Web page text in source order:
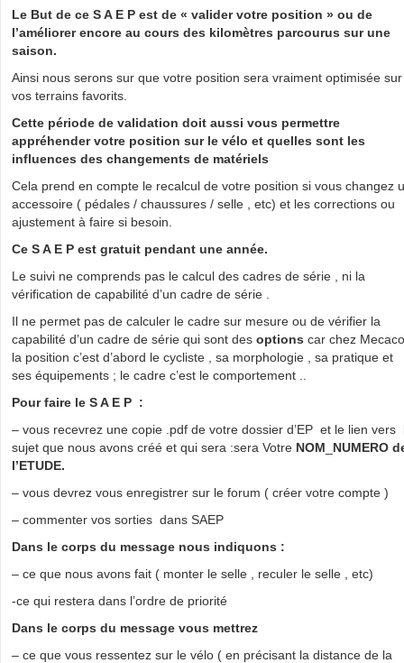
Le But de ce S A E P est de « valider votre position » ou de
l’améliorer encore au cours des kilomètres parcourus sur une
saison.
Ainsi nous serons sur que votre position sera vraiment optimisée sur
vos terrains favorits.
Cette période de validation doit aussi vous permettre
appréhender votre position sur le vélo et quelles sont les
influences des changements de matériels
Cela prend en compte le recalcul de votre position si vous changez
accessoire ( pédales / chaussures / selle , etc) et les corrections ou
ajustement à faire si besoin.
Ce S A E P est gratuit pendant une année.
Le suivi ne comprends pas le calcul des cadres de série , ni la
vérification de capabilité d’un cadre de série .
Il ne permet pas de calculer le cadre sur mesure ou de vérifier la
capabilité d’un cadre de série qui sont des options car chez
la position c’est d’abord le cycliste , sa morphologie , sa pratique et
ses équipements ; le cadre c’est le comportement ..
Pour faire le S A E P :
– vous recevrez une copie .pdf de votre dossier d’EP et le lien vers
sujet que nous avons créé et qui sera :sera Votre NOM
NUMERO
l’ETUDE.
– vous devrez vous enregistrer sur le forum ( créer votre compte )
– commenter vos sorties dans SAEP
Dans le corps du message nous indiquons :
– ce que nous avons fait ( monter le selle , reculer le selle , etc)
-ce qui restera dans l’ordre de priorité
Dans le corps du message vous mettrez
– ce que vous ressentez sur le vélo ( en précisant la distance de la